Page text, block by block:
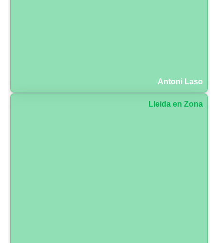
Antoni Laso
Lleida en Zona